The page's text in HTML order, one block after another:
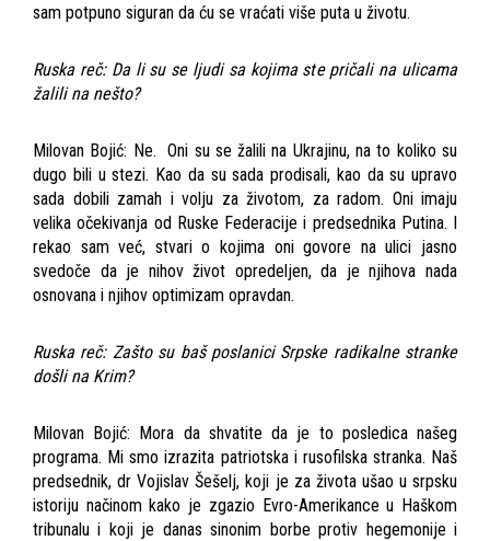
sam potpuno siguran da ću se vraćati više puta u životu.
Ruska reč: Da li su se ljudi sa kojima ste pričali na ulicama
žalili na nešto?
Milovan Bojić: Ne. Oni su se žalili na Ukrajinu, na to koliko su
dugo bili u stezi. Kao da su sada prodisali, kao da su upravo
sada dobili zamah i volju za životom, za radom. Oni imaju
velika očekivanja od Ruske Federacije i predsednika Putina. I
rekao sam već, stvari o kojima oni govore na ulici jasno
svedoče da je nihov život opredeljen, da je njihova nada
osnovana i njihov optimizam opravdan.
Ruska reč: Zašto su baš poslanici Srpske radikalne stranke
došli na Krim?
Milovan Bojić: Mora da shvatite da je to posledica našeg
programa. Mi smo izrazita patriotska i rusofilska stranka. Naš
predsednik, dr Vojislav Šešelj, koji je za života ušao u srpsku
istoriju načinom kako je zgazio Evro-Amerikance u Haškom
tribunalu i koji je danas sinonim borbe protiv hegemonije i